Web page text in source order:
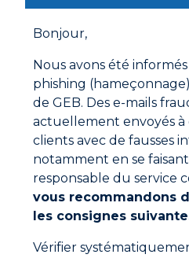
GEBSOMOUSSE
Bonjour,
Nous avons été
phishing
de GEB. Des e-mails
actuellement envoyés à
clients avec de fausses
notamment en se
responsable du service
vous recommandons
les consignes
Vérifier